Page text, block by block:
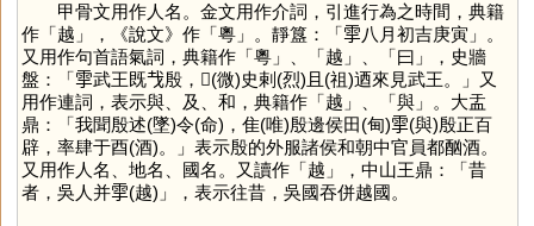
甲骨文用作人名。金文用作介詞，引進行為之時間，典籍
作「越 」，《說文》作「粵」。靜簋：「𩁹八月初吉庚寅」。
又用作句首語氣詞，典籍作「粵」、「越 」、「曰 」，史牆
盤：「𩁹武王既𢦏殷，𢼸(微)史剌(烈)且(祖)迺來見武王。」又
用作連詞，表示與、及、和，典籍作「越 」、「與」。大盂
鼎：「我聞殷述(墜)令(命)，隹(唯)殷邊侯田(甸)𩁹(與)殷正百
辟，率肆于酉(酒)。」表示殷的外服諸侯和朝中官員都酗酒。
又用作人名、地名、國名。又讀作「越 」，中山王鼎：「昔
者，吳人并𩁹(越)」，表示往昔，吳國吞併越國。